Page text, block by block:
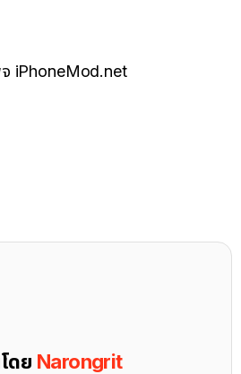
iPhoneMod.net
ดย Narongrit